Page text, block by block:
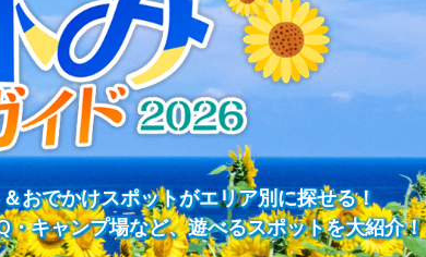
おでかけスポットがエリア別に探せる！
キャンプ場など、遊べるスポットを大紹介！